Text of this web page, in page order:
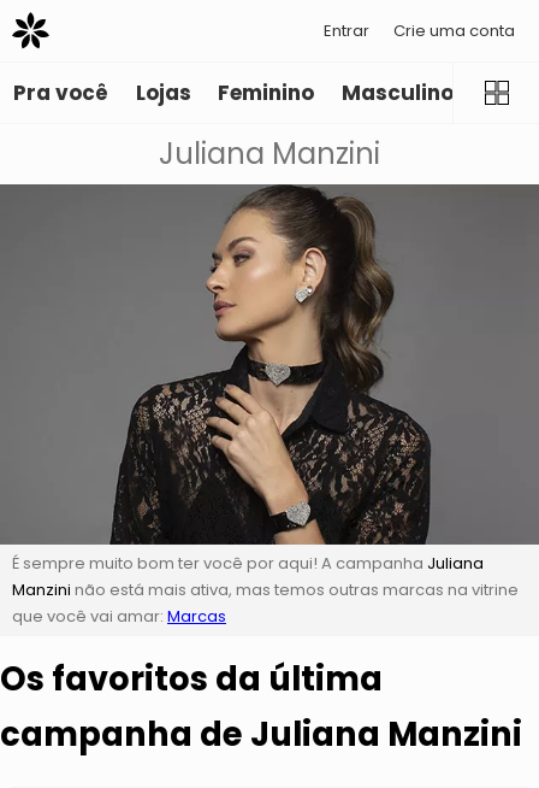
Entrar Crie uma conta
Pra você Lojas Feminino Masculino
Juliana Manzini
É sempre muito bom ter você por aqui! A campanha Juliana
Manzini não está mais ativa, mas temos outras marcas na vitrine
que você vai amar: Marcas
Os favoritos da última
campanha de Juliana Manzini